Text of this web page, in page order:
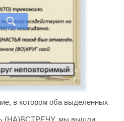
в котором оба выделенных